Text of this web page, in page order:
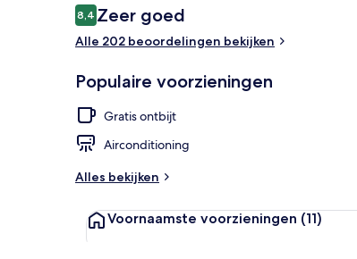
Beoordelingen
8,48,4 op 10 –
Zeer goed
Alle 202 beoordelingen bekijken
Populaire voorzieningen
Gratis ontbijt
Airconditioning
Alles bekijken
Voornaamste voorzieningen (11)